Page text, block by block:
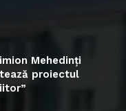
Mehedinți
proiectul